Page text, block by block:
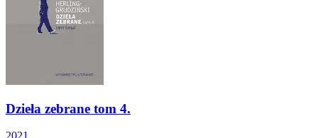
Dzieła zebrane tom 4.